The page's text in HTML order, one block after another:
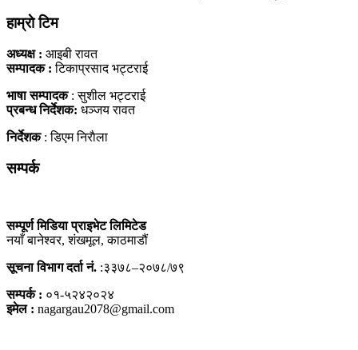
हाम्राे टिम
अध्यक्ष : आइबी रावत
सम्पादक :टिकाप्रसाद भट्टराई
भाषा सम्पादक: सुशील भट्टराई
प्रबन्ध निर्देशक: धञ्जय रावत
निर्देशक: डिएम निराैला
सम्पर्क
सम्पूर्ण मिडिया प्राइभेट लिमिटेड
नयाँ बानेश्वर, शंखमूल, काठमाडौं
सूचना विभाग दर्ता नं. :३३७८–२०७८/७९
सम्पर्क : ०१-५२४२०२४
इमेल : nagargau2078@gmail.com